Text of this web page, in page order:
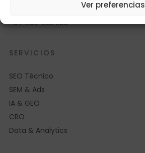
Ver preferencias
+34 669 455 585
SERVICIOS
SEO Técnico
SEM & Ads
IA & GEO
CRO
Data & Analytics